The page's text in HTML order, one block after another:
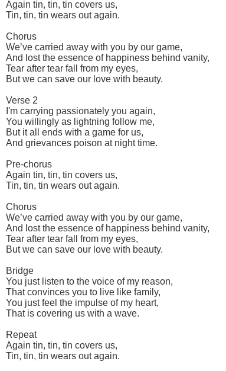
Again tin, tin, tin covers us,
Tin, tin, tin wears out again.
Chorus
We’ve carried away with you by our game,
And lost the essence of happiness behind vanity,
Tear after tear fall from my eyes,
But we can save our love with beauty.
Verse 2
I'm carrying passionately you again,
You willingly as lightning follow me,
But it all ends with a game for us,
And grievances poison at night time.
Pre-chorus
Again tin, tin, tin covers us,
Tin, tin, tin wears out again.
Chorus
We’ve carried away with you by our game,
And lost the essence of happiness behind vanity,
Tear after tear fall from my eyes,
But we can save our love with beauty.
Bridge
You just listen to the voice of my reason,
That convinces you to live like family,
You just feel the impulse of my heart,
That is covering us with a wave.
Repeat
Again tin, tin, tin covers us,
Tin, tin, tin wears out again.